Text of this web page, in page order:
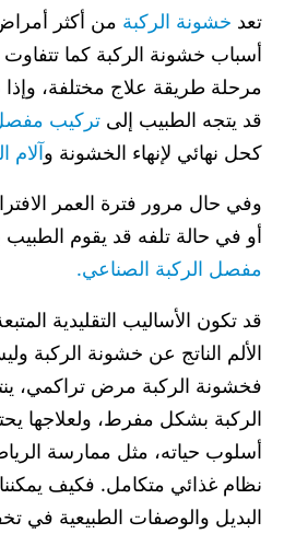
تعد خشونة الركبة من أكثر أمراض
أسباب خشونة الركبة كما
مرحلة طريقة علاج مختلفة،
قد يتجه الطبيب إلى تركيب
كحل نهائي لإنهاء الخشونة وآلام
وفي حال مرور فترة العمر
أو في حالة تلفه قد يقوم الطبيب
مفصل الركبة الصناعي.
قد تكون الأساليب التقليدية
الألم الناتج عن خشونة الركبة
فخشونة الركبة مرض تراكمي،
الركبة بشكل مفرط، ولعلاجها
أسلوب حياته، مثل ممارسة
نظام غذائي متكامل. فكيف
البديل والوصفات الطبيعية في